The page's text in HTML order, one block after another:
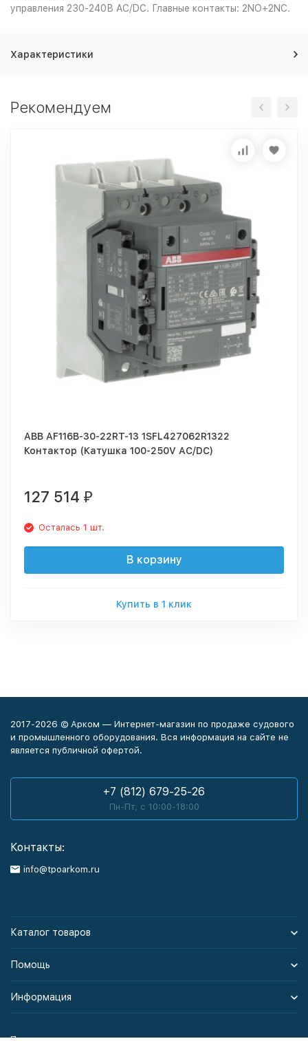
управления 230-240В AC/DC. Главные контакты: 2NO+2NC.
Характеристики
Рекомендуем
ABB AF116B-30-22RT-13 1SFL427062R1322
Контактор (Катушка 100-250V AC/DC)
127 514 ₽
Осталась 1 шт.
В корзину
Купить в 1 клик
2017-2026 © Арком — Интернет-магазин по продаже судового
и промышленного оборудования. Вся информация на сайте не
является публичной офертой.
+7 (812) 679-25-26
Пн-Пт, с 10:00-18:00
Контакты:
info@tpoarkom.ru
Каталог товаров
Помощь
Информация
Политика персональных данных